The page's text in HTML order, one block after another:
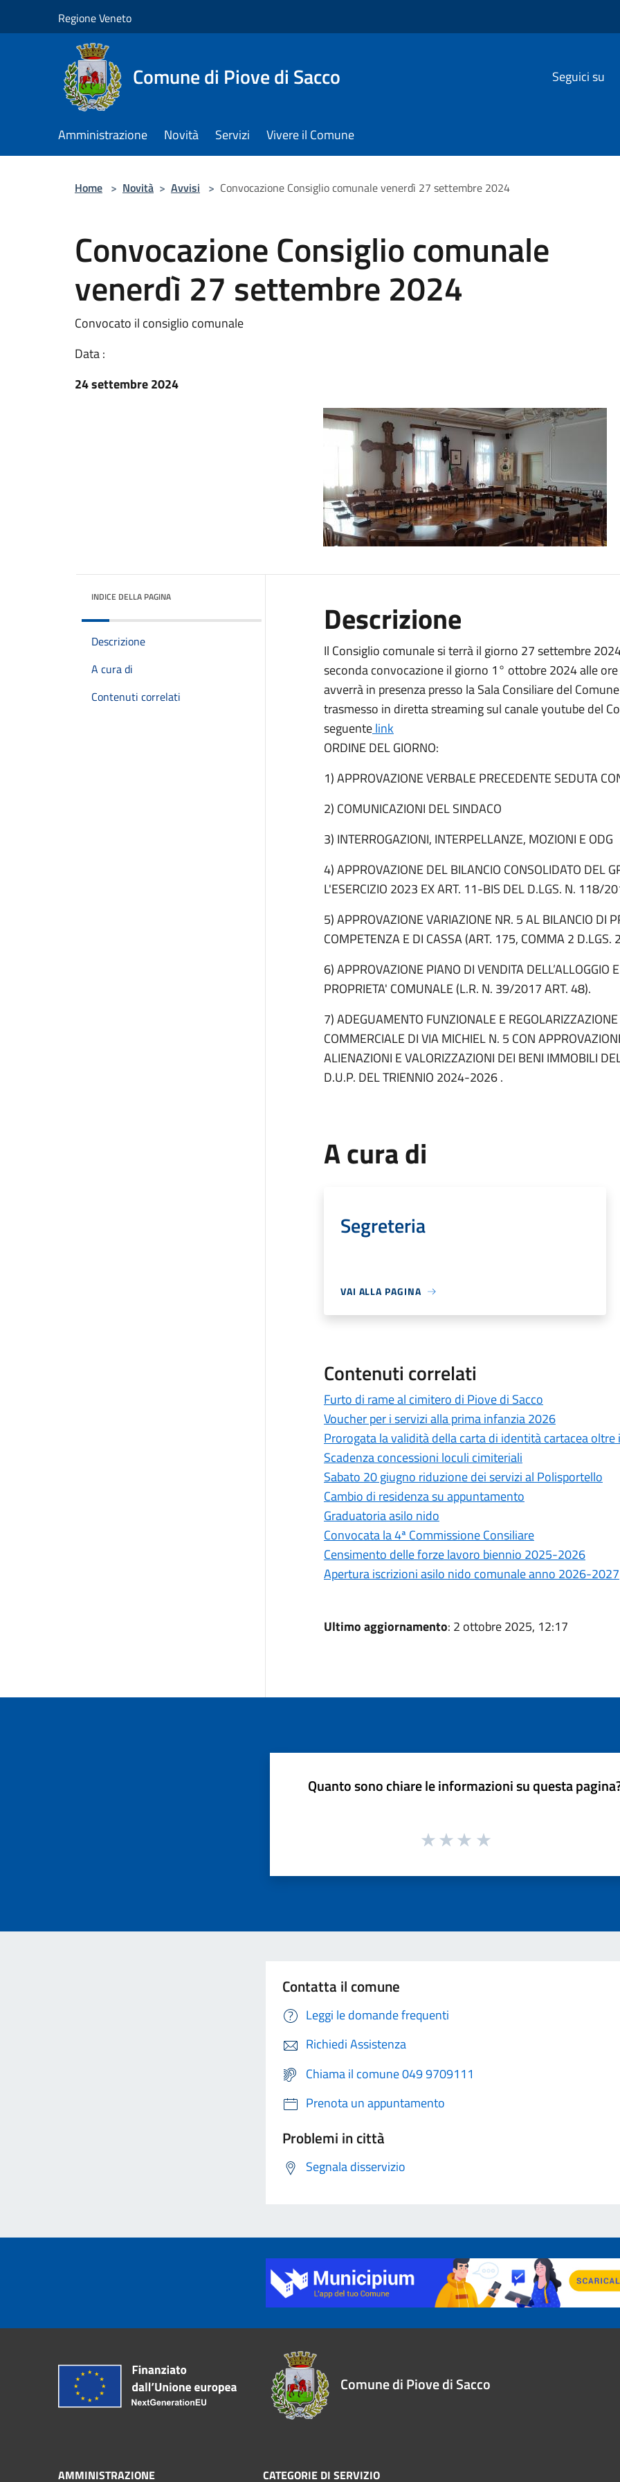
Regione Veneto
Comune di Piove di Sacco Seguici su
Amministrazione Novità Servizi Vivere il Comune
Home > Novità > Avvisi > Convocazione Consiglio comunale venerdì 27 settembre 2024
Convocazione Consiglio comunale
venerdì 27 settembre 2024
Convocato il consiglio comunale
Data :
24 settembre 2024
INDICE DELLA PAGINA
Descrizione
A cura di
Contenuti correlati
Descrizione
Il Consiglio comunale si terrà il giorno 27 settembre
seconda convocazione il giorno 1° ottobre 2024 alle
avverrà in presenza presso la Sala Consiliare del
trasmesso in diretta streaming sul canale youtube del
seguentelink
ORDINE DEL GIORNO:
1) APPROVAZIONE VERBALE PRECEDENTE SEDUTA
2) COMUNICAZIONI DEL SINDACO
3) INTERROGAZIONI, INTERPELLANZE, MOZIONI E ODG
4) APPROVAZIONE DEL BILANCIO CONSOLIDATO DEL
L'ESERCIZIO 2023 EX ART. 11-BIS DEL D.LGS. N. 118/
5) APPROVAZIONE VARIAZIONE NR. 5 AL BILANCIO DI
COMPETENZA E DI CASSA (ART. 175, COMMA 2
6) APPROVAZIONE PIANO DI VENDITA DELL’ALLOGGIO
PROPRIETA' COMUNALE (L.R. N. 39/2017 ART. 48).
7) ADEGUAMENTO FUNZIONALE E
COMMERCIALE DI VIA MICHIEL N. 5 CON
ALIENAZIONI E VALORIZZAZIONI DEI BENI IMMOBILI
D.U.P. DEL TRIENNIO 2024-2026 .
A cura di
Segreteria
VAI ALLA PAGINA
Contenuti correlati
Furto di rame al cimitero di Piove di Sacco
Voucher per i servizi alla prima infanzia 2026
Prorogata la validità della carta di identità cartacea
Scadenza concessioni loculi cimiteriali
Sabato 20 giugno riduzione dei servizi al Polisportello
Cambio di residenza su appuntamento
Graduatoria asilo nido
Convocata la 4ª Commissione Consiliare
Censimento delle forze lavoro biennio 2025-2026
Apertura iscrizioni asilo nido comunale anno 2026-2027
Ultimo aggiornamento: 2 ottobre 2025, 12:17
Quanto sono chiare le informazioni su questa
Contatta il comune
Leggi le domande frequenti
Richiedi Assistenza
Chiama il comune 049 9709111
Prenota un appuntamento
Problemi in città
Segnala disservizio
Comune di Piove di Sacco
AMMINISTRAZIONE CATEGORIE DI SERVIZIO